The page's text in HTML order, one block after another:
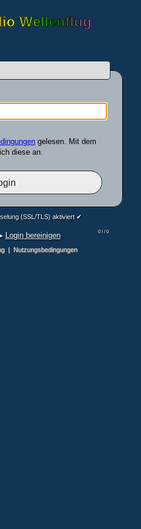
gelesen. Mit dem
diese an.
(SSL/TLS) aktiviert ✔︎
Login bereinigen 0 // 0
| Nutzungsbedingungen